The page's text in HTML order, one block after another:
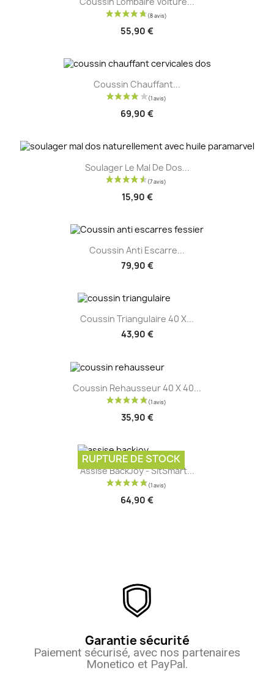
55,90 €
Coussin Chauffant...
69,90 €
Soulager Le Mal De Dos...
15,90 €
Coussin Anti Escarre...
79,90 €
Coussin Triangulaire 40 X...
43,90 €
Coussin Rehausseur 40 X 40...
35,90 €
Assise BackJoy - SitSmart...
64,90 €
RUPTURE DE STOCK
Garantie sécurité
Paiement sécurisé, avec nos partenaires
Monetico et PayPal.